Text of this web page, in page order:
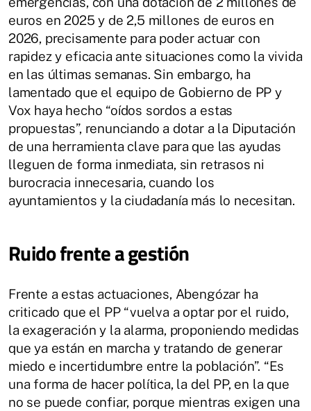
euros en 2025 y de 2,5 millones de euros en
2026, precisamente para poder actuar con
rapidez y eficacia ante situaciones como la vivida
en las últimas semanas. Sin embargo, ha
lamentado que el equipo de Gobierno de PP y
Vox haya hecho “oídos sordos a estas
propuestas”, renunciando a dotar a la Diputación
de una herramienta clave para que las ayudas
lleguen de forma inmediata, sin retrasos ni
burocracia innecesaria, cuando los
ayuntamientos y la ciudadanía más lo necesitan.
Ruido frente a gestión
Frente a estas actuaciones, Abengózar ha
criticado que el PP “vuelva a optar por el ruido,
la exageración y la alarma, proponiendo medidas
que ya están en marcha y tratando de generar
miedo e incertidumbre entre la población”. “Es
una forma de hacer política, la del PP, en la que
no se puede confiar, porque mientras exigen una